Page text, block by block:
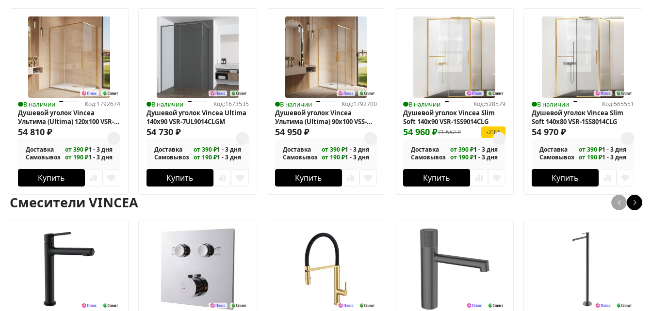
В наличии Код:1792674
Душевой уголок Vincea
Ультима (Ultima) 120х100 VSR-
7UL1012CLG
54 810 ₽
Доставка от 390 ₽1 - 3 дня
Самовывоз от 190 ₽1 - 3 дня
Купить
В наличии Код:1673535
Душевой уголок Vincea Ultima
140х90 VSR-7UL9014CLGM
54 730 ₽
Доставка от 390 ₽1 - 3 дня
Самовывоз от 190 ₽1 - 3 дня
Купить
В наличии Код:1792700
Душевой уголок Vincea
Ультима (Ultima) 90х100 VSS-
7UL9010CLG
54 950 ₽
Доставка от 390 ₽1 - 3 дня
Самовывоз от 190 ₽1 - 3 дня
Купить
В наличии Код:528579
Душевой уголок Vincea Slim
Soft 140x90 VSR-1SS9014CLG
71 552₽
54 960₽ -23%
Доставка от 390 ₽1 - 3 дня
Самовывоз от 190 ₽1 - 3 дня
Купить
В наличии Код:565551
Душевой уголок Vincea Slim
Soft 140x80 VSR-1SS8014CLG
54 970₽
Доставка от 390 ₽1 - 3 дня
Самовывоз от 190 ₽1 - 3 дня
Купить
Смесители VINCEA